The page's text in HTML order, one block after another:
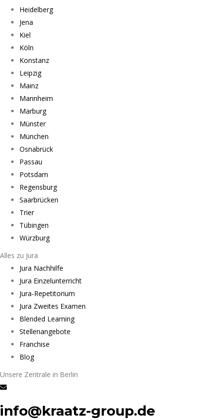
Heidelberg
Jena
Kiel
Köln
Konstanz
Leipzig
Mainz
Mannheim
Marburg
Münster
München
Osnabrück
Passau
Potsdam
Regensburg
Saarbrücken
Trier
Tübingen
Würzburg
Alles zu Jura
Jura Nachhilfe
Jura Einzelunterricht
Jura-Repetitorium
Jura Zweites Examen
Blended Learning
Stellenangebote
Franchise
Blog
Unsere Zentrale in Berlin
info@kraatz-group.de